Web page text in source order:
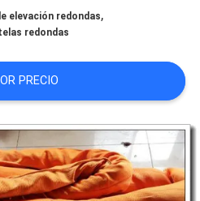
elevación redondas,
redondas
PRECIO